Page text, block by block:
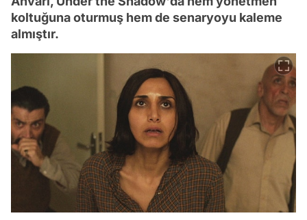
koltuğuna oturmuş hem de senaryoyu kaleme
almıştır.